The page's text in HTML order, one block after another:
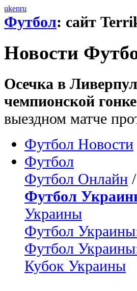
ukenru
Футбол: сайт
Новости
Осечка в
чемпионской
выездном матче
Футбол Новости
Футбол
Футбол Онлайн /
Футбол
Украины
Футбол
Футбол
Кубок Украины